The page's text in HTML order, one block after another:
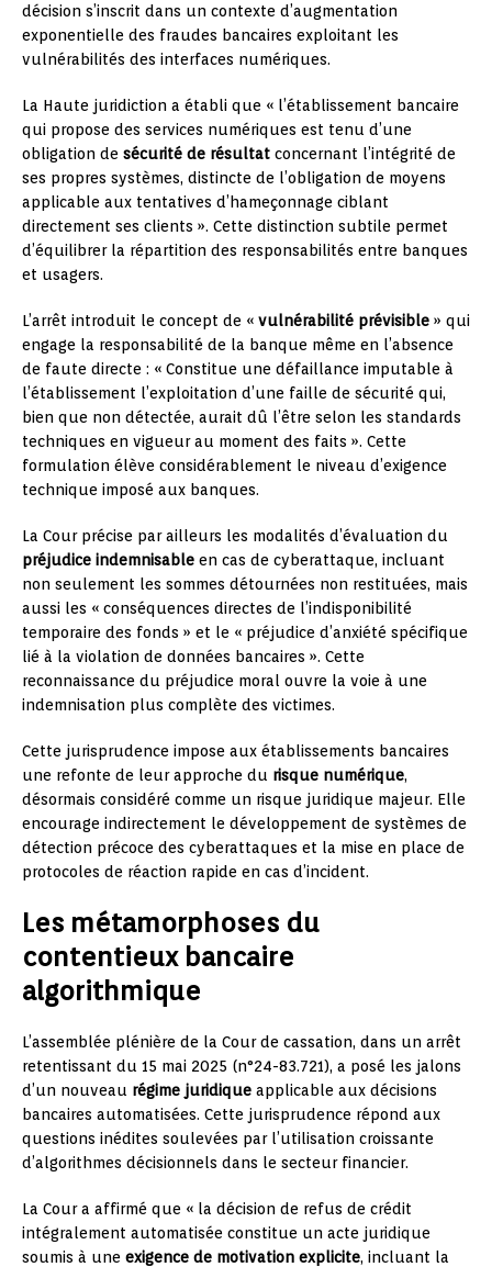
décision s’inscrit dans un contexte d’augmentation
exponentielle des fraudes bancaires exploitant les
vulnérabilités des interfaces numériques.
La Haute juridiction a établi que « l’établissement bancaire
qui propose des services numériques est tenu d’une
obligation de sécurité de résultat concernant l’intégrité de
ses propres systèmes, distincte de l’obligation de moyens
applicable aux tentatives d’hameçonnage ciblant
directement ses clients ». Cette distinction subtile permet
d’équilibrer la répartition des responsabilités entre banques
et usagers.
L’arrêt introduit le concept de « vulnérabilité prévisible » qui
engage la responsabilité de la banque même en l’absence
de faute directe : « Constitue une défaillance imputable à
l’établissement l’exploitation d’une faille de sécurité qui,
bien que non détectée, aurait dû l’être selon les standards
techniques en vigueur au moment des faits ». Cette
formulation élève considérablement le niveau d’exigence
technique imposé aux banques.
La Cour précise par ailleurs les modalités d’évaluation du
préjudice indemnisable en cas de cyberattaque, incluant
non seulement les sommes détournées non restituées, mais
aussi les « conséquences directes de l’indisponibilité
temporaire des fonds » et le « préjudice d’anxiété spécifique
lié à la violation de données bancaires ». Cette
reconnaissance du préjudice moral ouvre la voie à une
indemnisation plus complète des victimes.
Cette jurisprudence impose aux établissements bancaires
une refonte de leur approche du risque numérique,
désormais considéré comme un risque juridique majeur. Elle
encourage indirectement le développement de systèmes de
détection précoce des cyberattaques et la mise en place de
protocoles de réaction rapide en cas d’incident.
Les métamorphoses du
contentieux bancaire
algorithmique
L’assemblée plénière de la Cour de cassation, dans un arrêt
retentissant du 15 mai 2025 (n°24-83.721), a posé les jalons
d’un nouveau régime juridique applicable aux décisions
bancaires automatisées. Cette jurisprudence répond aux
questions inédites soulevées par l’utilisation croissante
d’algorithmes décisionnels dans le secteur financier.
La Cour a affirmé que « la décision de refus de crédit
intégralement automatisée constitue un acte juridique
soumis à une exigence de motivation explicite, incluant la